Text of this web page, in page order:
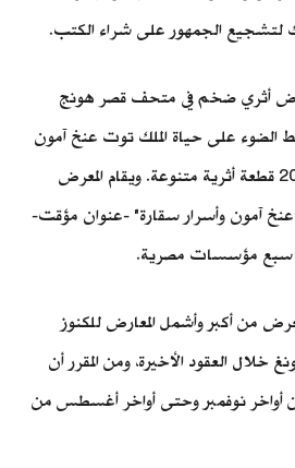
لتشجيع الجمهور على شراء الكتب.
أثري ضخم في متحف قصر هونج
الضوء على حياة الملك توت عنخ آمون
من خلال إعارة أكثر من 200 قطعة أثرية متنوعة. ويقام المعرض
آمون وأسرار سقارة" -عنوان مؤقت-
سبع مؤسسات مصرية.
من أكبر وأشمل المعارض للكنوز
خلال العقود الأخيرة، ومن المقرر أن
أواخر نوفمبر وحتى أواخر أغسطس من